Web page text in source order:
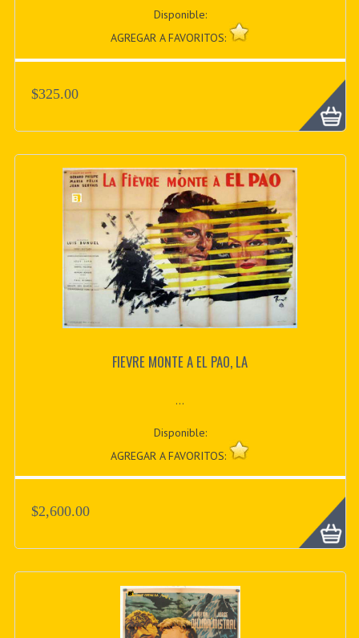
Disponible:
AGREGAR A FAVORITOS:
$325.00
FIEVRE MONTE A EL PAO, LA
...
Disponible:
AGREGAR A FAVORITOS:
$2,600.00